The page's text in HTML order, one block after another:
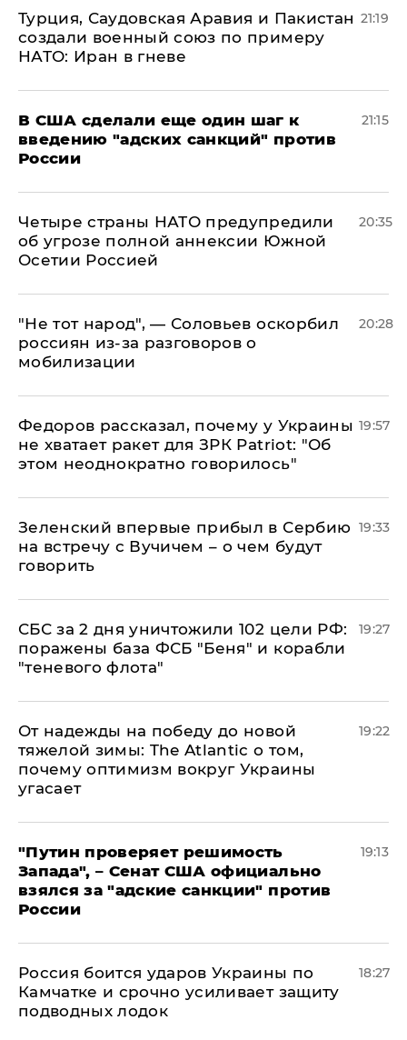
Турция, Саудовская Аравия и Пакистан
создали военный союз по примеру
НАТО: Иран в гневе
21:19
В США сделали еще один шаг к
введению "адских санкций" против
России
21:15
Четыре страны НАТО предупредили
об угрозе полной аннексии Южной
Осетии Россией
20:35
​"Не тот народ", — Соловьев оскорбил
россиян из-за разговоров о
мобилизации
20:28
Федоров рассказал, почему у Украины
не хватает ракет для ЗРК Patriot: "Об
этом неоднократно говорилось"
19:57
Зеленский впервые прибыл в Сербию
на встречу с Вучичем – о чем будут
говорить
19:33
СБС за 2 дня уничтожили 102 цели РФ:
поражены база ФСБ "Беня" и корабли
"теневого флота"
19:27
От надежды на победу до новой
тяжелой зимы: The Atlantic о том,
почему оптимизм вокруг Украины
угасает
19:22
"Путин проверяет решимость
Запада", – Сенат США официально
взялся за "адские санкции" против
России
19:13
Россия боится ударов Украины по
Камчатке и срочно усиливает защиту
подводных лодок
18:27